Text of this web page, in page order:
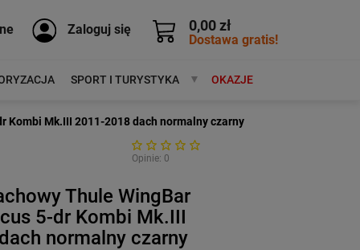
0,00 zł
Dostawa gratis!
Zaloguj się
SPORT I TURYSTYKA MARKIOKAZJE
Kombi Mk.III 2011-2018 dach normalny czarny
Opinie: 0
Thule WingBar
5-dr Kombi Mk.III
normalny czarny